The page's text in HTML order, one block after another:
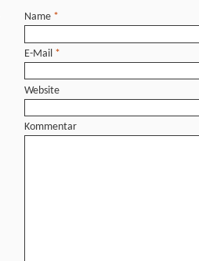
Name *
E-Mail *
Website
Kommentar